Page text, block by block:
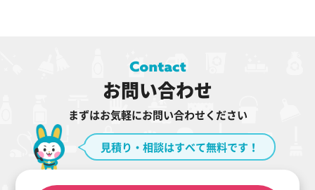
お問い合わせ
まずはお気軽にお問い合わせください
見積り・相談はすべて無料です！